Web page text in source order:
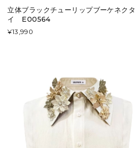
立体ブラックチューリップブーケネクタ
イ E00564
¥13,990